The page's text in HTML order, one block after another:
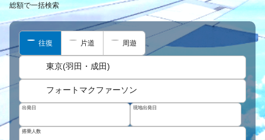
総額で一括検索
往復 片道 周遊
東京(羽田・成田)
フォートマクファーソン
出発日 現地出発日
搭乗人数